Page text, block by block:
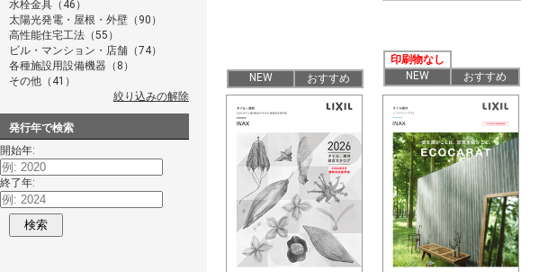
水栓金具（46）
太陽光発電・屋根・外壁（90）
高性能住宅工法（55）
ビル・マンション・店舗（74）
各種施設用設備機器（8）
その他（41）
絞り込みの解除
発行年で検索
開始年:
終了年:
検索
NEW おすすめ
印刷物なし
NEW
おすすめ